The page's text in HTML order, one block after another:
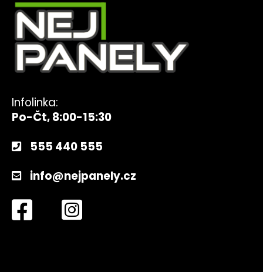
Infolinka:
Po-Čt, 8:00-15:30
555 440 555
info@nejpanely.cz